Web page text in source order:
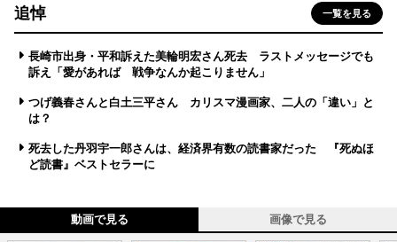
追悼 一覧を見る
長崎市出身・平和訴えた美輪明宏さん死去 ラストメッセージでも
訴え「愛があれば 戦争なんか起こりません」
つげ義春さんと白土三平さん カリスマ漫画家、二人の「違い」と
は？
死去した丹羽宇一郎さんは、経済界有数の読書家だった 『死ぬほ
ど読書』ベストセラーに
動画で見る 画像で見る